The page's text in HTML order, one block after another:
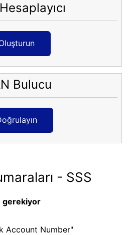
Bulucu
- SSS
gerekiyor
Account Number"